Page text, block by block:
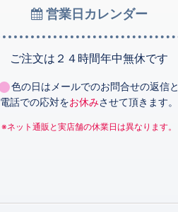
営業日カレンダー
ご注文は２４時間年中無休です
色の日はメールでのお問合せの返信と
電話での応対をお休みさせて頂きます。
※ネット通販と実店舗の休業日は異なります。